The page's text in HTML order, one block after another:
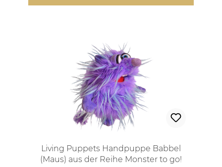
Living Puppets Handpuppe Babbel
(Maus) aus der Reihe Monster to go!